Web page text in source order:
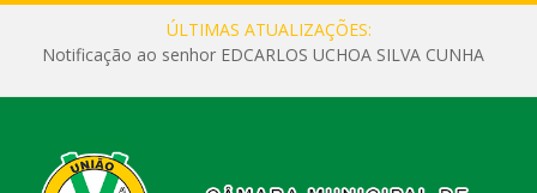
ÚLTIMAS ATUALIZAÇÕES:
Notificação ao senhor EDCARLOS UCHOA SILVA CUNHA